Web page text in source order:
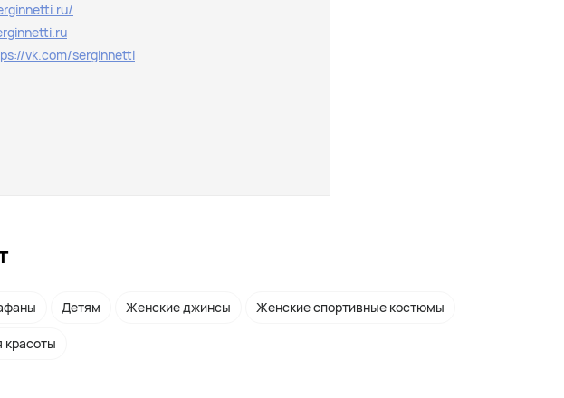
vk.com/serginnetti
Детям Женские джинсы Женские спортивные костюмы
красоты